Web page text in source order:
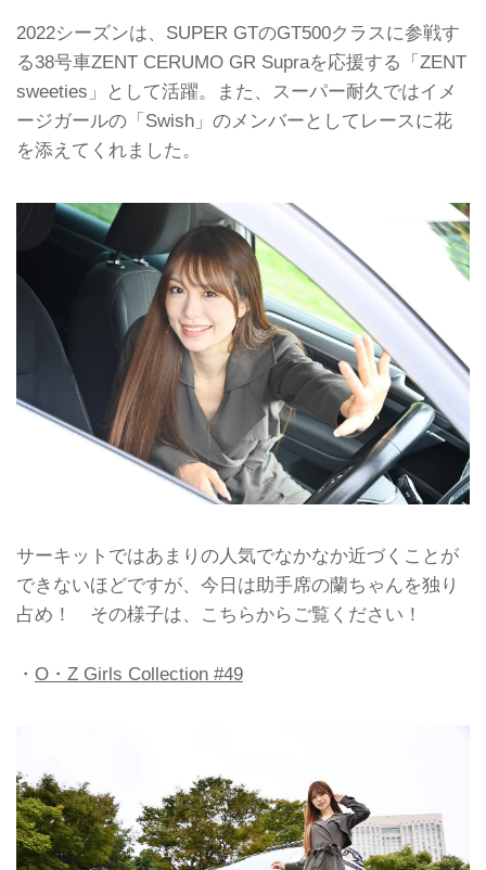
2022シーズンは、SUPER GTのGT500クラスに参戦す
る38号車ZENT CERUMO GR Supraを応援する「ZENT
sweeties」として活躍。また、スーパー耐久ではイメ
ージガールの「Swish」のメンバーとしてレースに花
を添えてくれました。
サーキットではあまりの人気でなかなか近づくことが
できないほどですが、今日は助手席の蘭ちゃんを独り
占め！ その様子は、こちらからご覧ください！
・ O・Z Girls Collection #49